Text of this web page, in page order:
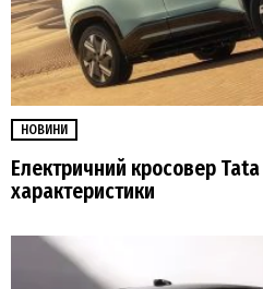
НОВИНИ
Електричний кросовер
характеристики